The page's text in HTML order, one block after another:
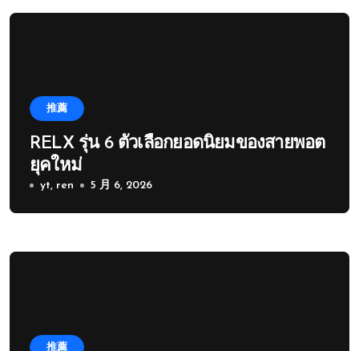
推薦
RELX รุ่น 6 ตัวเลือกยอดนิยมของสายพอต
ยุคใหม่
yt, ren 5 月 6, 2026
推薦